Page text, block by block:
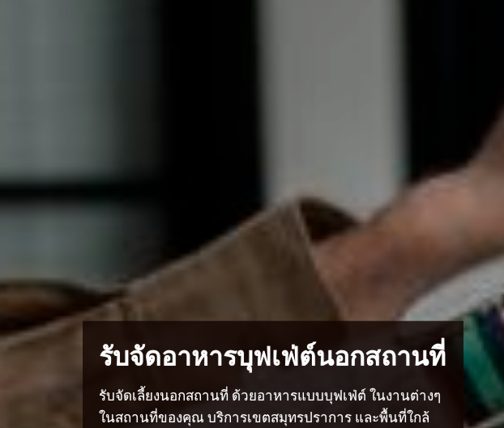
รับจัดอาหารบุฟเฟ่ต์นอกสถานที่
รับจัดเลี้ยงนอกสถานที่ ด้วยอาหารแบบบุฟเฟ่ต์ ในงานต่างๆ
ในสถานที่ของคุณ บริการเขตสมุทรปราการ และพื้นที่ใกล้